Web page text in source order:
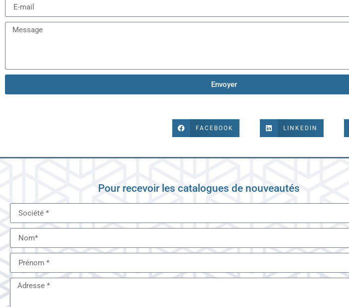
Envoyer
FACEBOOK LINKEDIN
Pour recevoir les catalogues de nouveautés